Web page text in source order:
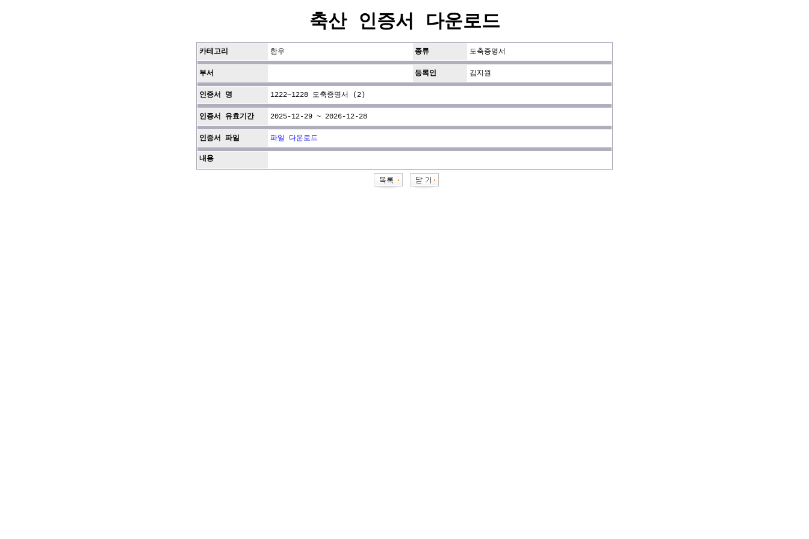
축산 인증서 다운로드
카테고리 한우 종류 도축증명서
부서 등록인 김지원
인증서 명 1222~1228 도축증명서 (2)
인증서 유효기간 2025-12-29 ~ 2026-12-28
인증서 파일 파일 다운로드
내용